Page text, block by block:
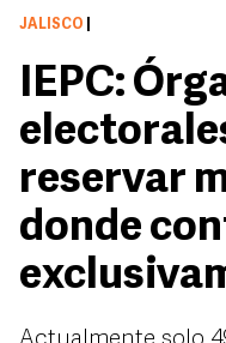
JALISCO
IEPC:
reservar
donde